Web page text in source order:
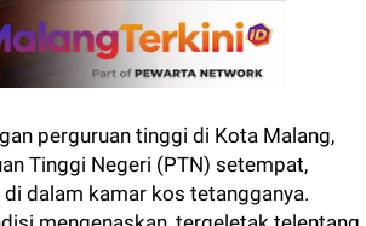
perguruan tinggi di Kota Malang,
Tinggi Negeri (PTN) setempat,
dalam kamar kos tetangganya.